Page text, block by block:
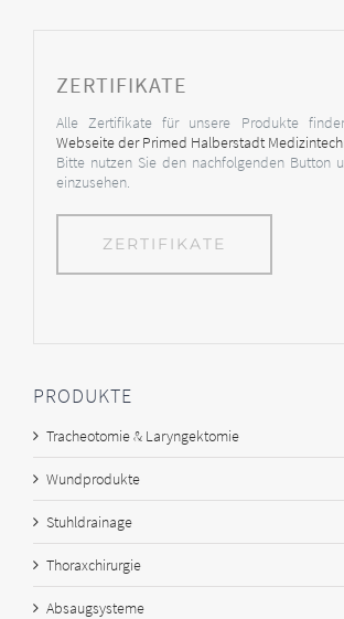
ZERTIFIKATE
Alle Zertifikate für unsere Produkte
Webseite der Primed Halberstadt
Bitte nutzen Sie den nachfolgenden Button
einzusehen.
ZERTIFIKATE
PRODUKTE
Tracheotomie & Laryngektomie
Wundprodukte
Stuhldrainage
Thoraxchirurgie
Absaugsysteme